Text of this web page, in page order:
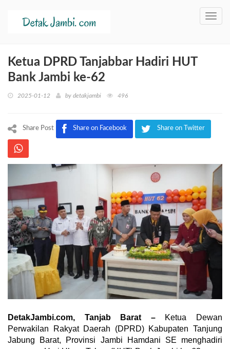
Ketua DPRD Tanjabbar Hadiri HUT
Bank Jambi ke-62
2025-01-12 by detakjambi 496
Share Post Share on Facebook Share on Twitter
DetakJambi.com, Tanjab Barat –Ketua Dewan
Perwakilan Rakyat Daerah (DPRD) Kabupaten Tanjung
Jabung Barat, Provinsi Jambi Hamdani SE menghadiri